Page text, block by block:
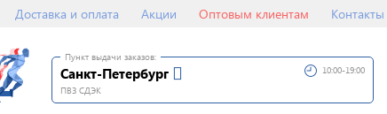
Доставка и оплата Акции Оптовым клиентам Контакты
Пункт выдачи заказов:
Санкт-Петербург
ПВЗ СДЭК
10:00-19:00